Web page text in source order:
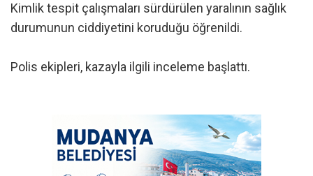
Kimlik tespit çalışmaları sürdürülen yaralının sağlık
durumunun ciddiyetini koruduğu öğrenildi.
Polis ekipleri, kazayla ilgili inceleme başlattı.